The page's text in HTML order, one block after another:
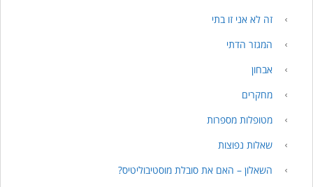
זה לא אני זו בתי
המגזר הדתי
אבחון
מחקרים
מטופלות מספרות
שאלות נפוצות
השאלון – האם את סובלת מוסטיבוליטיס?